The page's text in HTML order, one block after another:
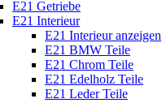
E21 Getriebe
E21 Interieur
E21 Interieur anzeigen
E21 BMW Teile
E21 Chrom Teile
E21 Edelholz Teile
E21 Leder Teile